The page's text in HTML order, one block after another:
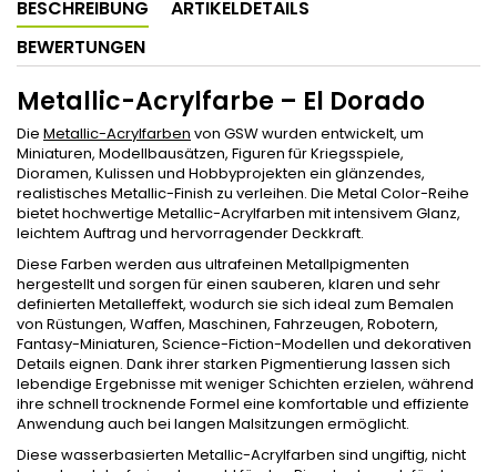
BESCHREIBUNG
ARTIKELDETAILS
BEWERTUNGEN
Metallic-Acrylfarbe – El Dorado
Die Metallic-Acrylfarben von GSW wurden entwickelt, um
Miniaturen, Modellbausätzen, Figuren für Kriegsspiele,
Dioramen, Kulissen und Hobbyprojekten ein glänzendes,
realistisches Metallic-Finish zu verleihen. Die Metal Color-Reihe
bietet hochwertige Metallic-Acrylfarben mit intensivem Glanz,
leichtem Auftrag und hervorragender Deckkraft.
Diese Farben werden aus ultrafeinen Metallpigmenten
hergestellt und sorgen für einen sauberen, klaren und sehr
definierten Metalleffekt, wodurch sie sich ideal zum Bemalen
von Rüstungen, Waffen, Maschinen, Fahrzeugen, Robotern,
Fantasy-Miniaturen, Science-Fiction-Modellen und dekorativen
Details eignen. Dank ihrer starken Pigmentierung lassen sich
lebendige Ergebnisse mit weniger Schichten erzielen, während
ihre schnell trocknende Formel eine komfortable und effiziente
Anwendung auch bei langen Malsitzungen ermöglicht.
Diese wasserbasierten Metallic-Acrylfarben sind ungiftig, nicht